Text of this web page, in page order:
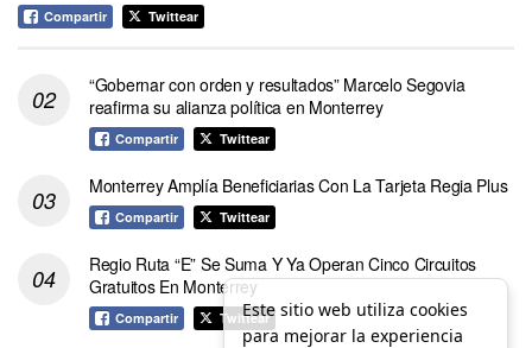
Compartir Twittear
“Gobernar con orden y resultados” Marcelo Segovia
reafirma su alianza política en Monterrey
Compartir Twittear
Monterrey Amplía Beneficiarias Con La Tarjeta Regia Plus
Compartir Twittear
Regio Ruta “E” Se Suma Y Ya Operan Cinco Circuitos
Gratuitos En Monterrey
Compartir TwittearEste sitio web utiliza cookies
para mejorar la experiencia